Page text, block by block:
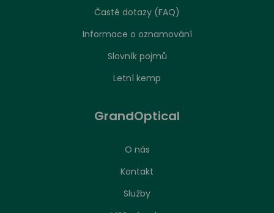
Časté dotazy (FAQ)
Informace o oznamování
Slovník pojmů
Letní kemp
GrandOptical
O nás
Kontakt
Služby